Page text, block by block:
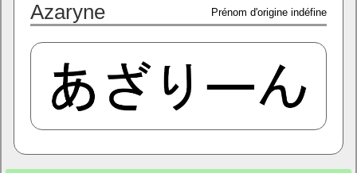
Azaryne Prénom d'origine indéfine